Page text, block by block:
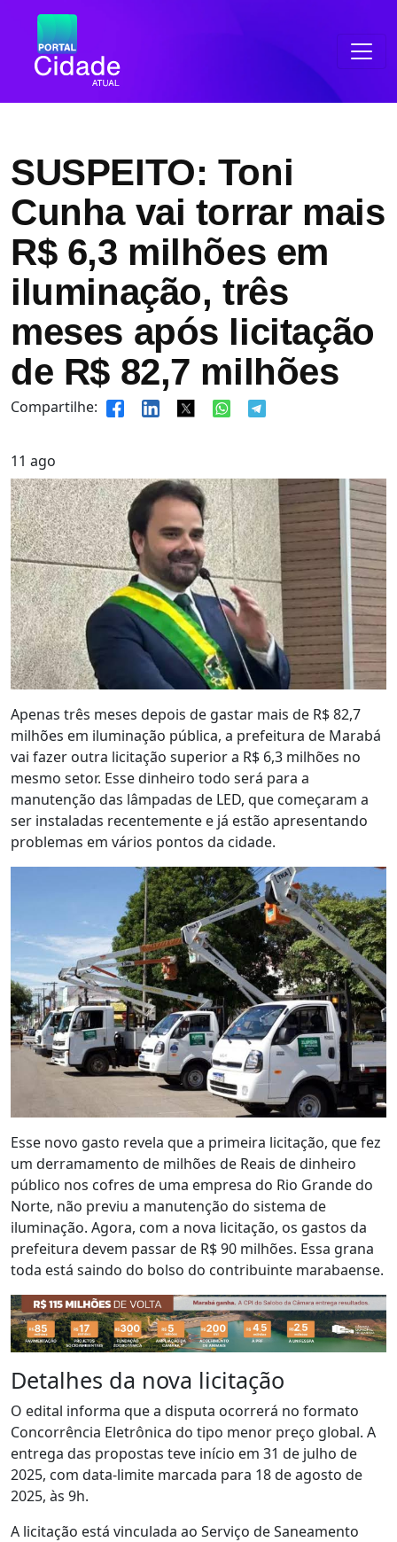
SUSPEITO: Toni
Cunha vai torrar mais
R$ 6,3 milhões em
iluminação, três
meses após licitação
de R$ 82,7 milhões
Compartilhe:
11 ago
Apenas três meses depois de gastar mais de R$ 82,7
milhões em iluminação pública, a prefeitura de Marabá
vai fazer outra licitação superior a R$ 6,3 milhões no
mesmo setor. Esse dinheiro todo será para a
manutenção das lâmpadas de LED, que começaram a
ser instaladas recentemente e já estão apresentando
problemas em vários pontos da cidade.
Esse novo gasto revela que a primeira licitação, que fez
um derramamento de milhões de Reais de dinheiro
público nos cofres de uma empresa do Rio Grande do
Norte, não previu a manutenção do sistema de
iluminação. Agora, com a nova licitação, os gastos da
prefeitura devem passar de R$ 90 milhões. Essa grana
toda está saindo do bolso do contribuinte marabaense.
Detalhes da nova licitação
O edital informa que a disputa ocorrerá no formato
Concorrência Eletrônica do tipo menor preço global. A
entrega das propostas teve início em 31 de julho de
2025, com data-limite marcada para 18 de agosto de
2025, às 9h.
A licitação está vinculada ao Serviço de Saneamento